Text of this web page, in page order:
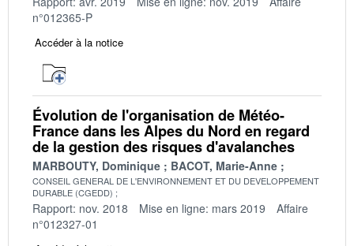
n°012365-P
Accéder à la notice
Évolution de l'organisation de Météo-
France dans les Alpes du Nord en regard
de la gestion des risques d'avalanches
MARBOUTY, Dominique BACOT, Marie-Anne
CONSEIL GENERAL DE L'ENVIRONNEMENT ET DU DEVELOPPEMENT
DURABLE (CGEDD)
Rapport: nov. 2018 Mise en ligne: mars 2019
Affaire
n°012327-01